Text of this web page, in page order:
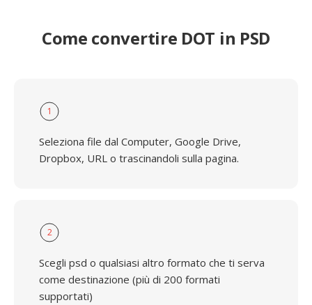
Come convertire DOT in PSD
1
Seleziona file dal Computer, Google Drive,
Dropbox, URL o trascinandoli sulla pagina.
2
Scegli psd o qualsiasi altro formato che ti serva
come destinazione (più di 200 formati
supportati)